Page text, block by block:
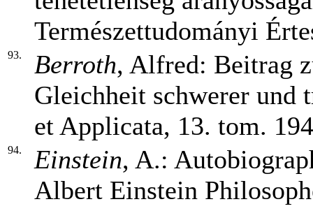
Természettudományi
93. Berroth, Alfred: Beitrag
Gleichheit schwerer und
et Applicata, 13. tom.
94. Einstein, A.:
Albert Einstein